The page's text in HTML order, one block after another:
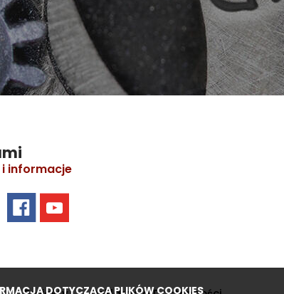
DOTYCZĄCA PLIKÓW COOKIES
informacje